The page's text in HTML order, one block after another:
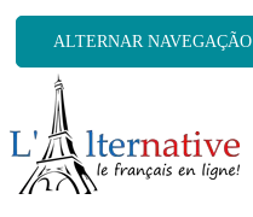
ALTERNAR NAVEGAÇÃO